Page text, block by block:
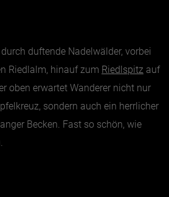
duftende Nadelwälder, vorbei
Riedlalm, hinauf zum Riedlspitz auf
oben erwartet Wanderer nicht nur
sondern auch ein herrlicher
Becken. Fast so schön, wie